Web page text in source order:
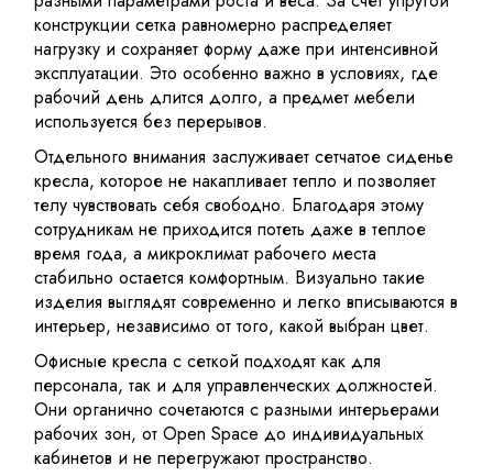
конструкции сетка равномерно распределяет
нагрузку и сохраняет форму даже при интенсивной
эксплуатации. Это особенно важно в условиях, где
рабочий день длится долго, а предмет мебели
используется без перерывов.
Отдельного внимания заслуживает сетчатое сиденье
кресла, которое не накапливает тепло и позволяет
телу чувствовать себя свободно. Благодаря этому
сотрудникам не приходится потеть даже в теплое
время года, а микроклимат рабочего места
стабильно остается комфортным. Визуально такие
изделия выглядят современно и легко вписываются в
интерьер, независимо от того, какой выбран цвет.
Офисные кресла с сеткой подходят как для
персонала, так и для управленческих должностей.
Они органично сочетаются с разными интерьерами
рабочих зон, от Open Space до индивидуальных
кабинетов и не перегружают пространство.